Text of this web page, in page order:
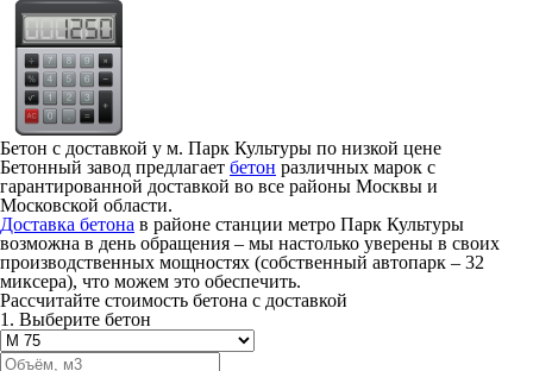
Бетон с доставкой у м. Парк Культуры по низкой цене
Бетонный завод предлагает бетон различных марок с
гарантированной доставкой во все районы Москвы и
Московской области.
Доставка бетона в районе станции метро Парк Культуры
возможна в день обращения – мы настолько уверены в своих
производственных мощностях (собственный автопарк – 32
миксера), что можем это обеспечить.
Рассчитайте стоимость бетона с доставкой
1. Выберите бетон